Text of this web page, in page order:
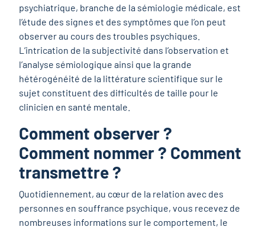
psychiatrique, branche de la sémiologie médicale, est
l’étude des signes et des symptômes que l’on peut
observer au cours des troubles psychiques.
L’intrication de la subjectivité dans l’observation et
l’analyse sémiologique ainsi que la grande
hétérogénéité de la littérature scientifique sur le
sujet constituent des difficultés de taille pour le
clinicien en santé mentale.
Comment observer ?
Comment nommer ? Comment
transmettre ?
Quotidiennement, au cœur de la relation avec des
personnes en souffrance psychique, vous recevez de
nombreuses informations sur le comportement, le